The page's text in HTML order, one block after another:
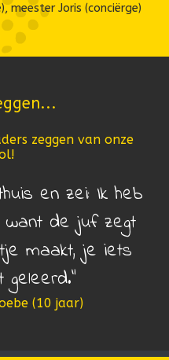
meester Joris (conciërge)
zeggen van onze
en zei: Ik heb
de juf zegt
maakt, je iets
geleerd.
(10 jaar)